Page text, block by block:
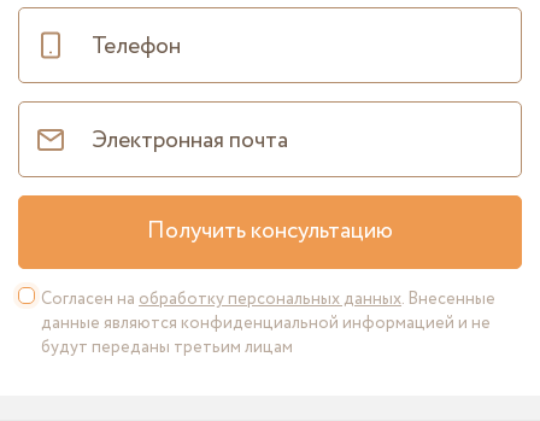
Получить консультацию
Согласен на обработку персональных данных. Внесенные
данные являются конфиденциальной информацией и не
будут переданы третьим лицам